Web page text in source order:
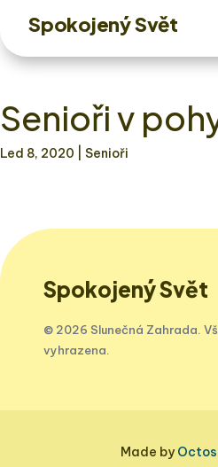
Spokojený Svět
Senioři v
Led 8, 2020 | Senioři
Spokojený Svět
© 2026 Slunečná Zahrada.
vyhrazena.
Made by